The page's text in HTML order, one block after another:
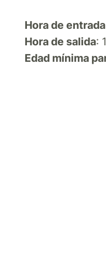
Hora de entrada
Hora de salida:
Edad mínima